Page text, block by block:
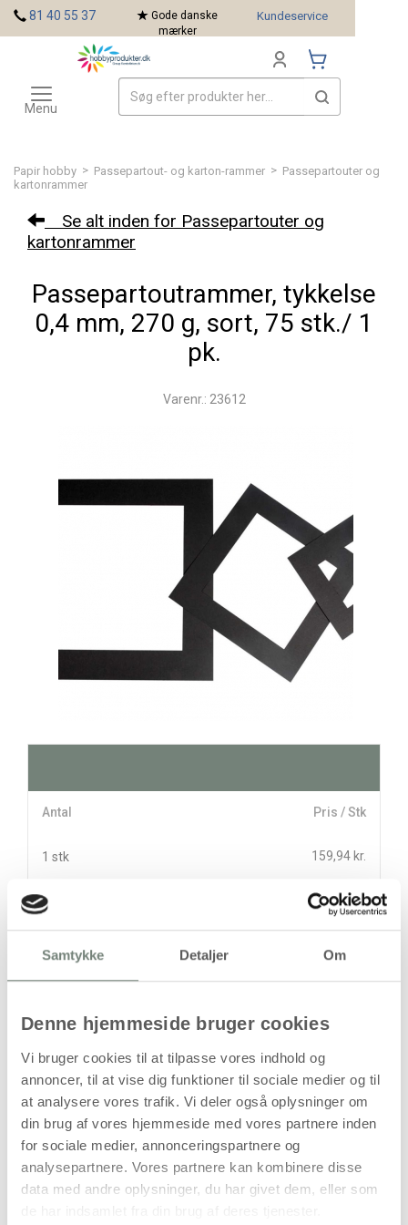
Samtykke Detaljer Om
Denne hjemmeside bruger cookies
Vi bruger cookies til at tilpasse vores indhold og
annoncer, til at vise dig funktioner til sociale medier og til
at analysere vores trafik. Vi deler også oplysninger om
din brug af vores hjemmeside med vores partnere inden
for sociale medier, annonceringspartnere og
analysepartnere. Vores partnere kan kombinere disse
data med andre oplysninger, du har givet dem, eller som
Papir hobby > Passepartout- og karton-rammer > Passepartouter og
kartonrammer
Se alt inden for Passepartouter og
kartonrammer
Passepartoutrammer, tykkelse
0,4 mm, 270 g, sort, 75 stk./ 1
pk.
Varenr.: 23612
Antal Pris / Stk
1 stk 159,94 kr.
159,94kr.
Læg i kurven
Din bestilling er først bindende,
når vi har bekræftet din ordre.
81 40 55 37
Gode danske
mærker
Kundeservice
Toggle
navigation
Menu
Mærker